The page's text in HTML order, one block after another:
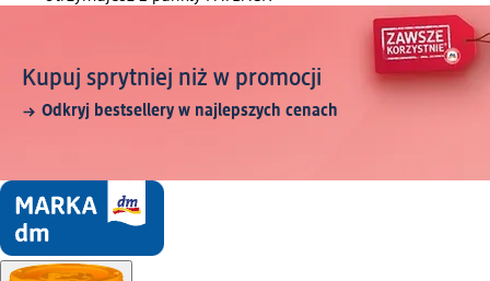
Kupuj sprytniej niż w promocji
Odkryj bestsellery w najlepszych cenach